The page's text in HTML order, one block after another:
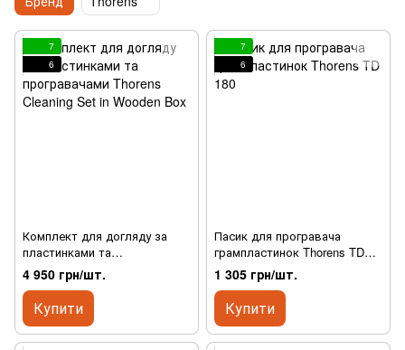
7
6
Комплект для догляду за
пластинками та
програвачами Thorens
Cleaning Set in Wooden Box
4 950 грн/шт.
Купити
7
6
Пасик для програвача
грампластинок Thorens TD
180
1 305 грн/шт.
Купити